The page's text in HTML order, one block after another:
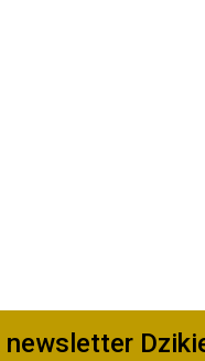
newsletter